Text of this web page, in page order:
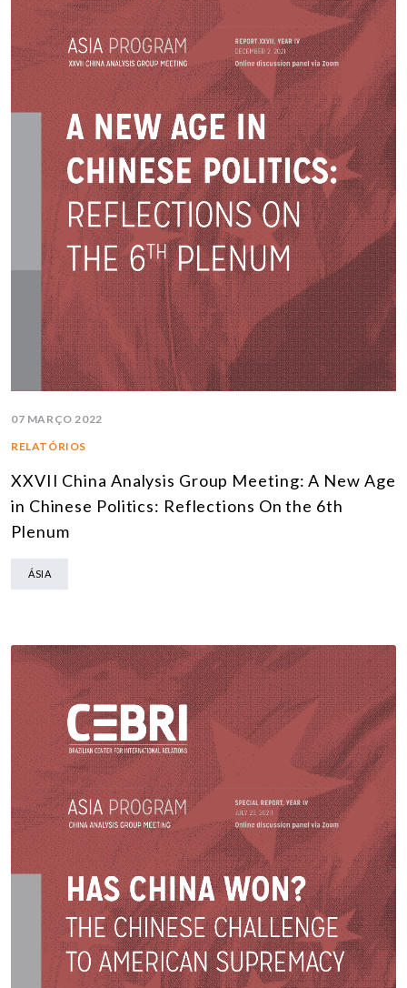
07 MARÇO 2022
RELATÓRIOS
XXVII China Analysis Group Meeting: A New Age
in Chinese Politics: Reflections On the 6th
Plenum
ÁSIA